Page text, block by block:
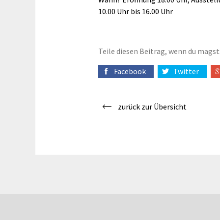
10.00 Uhr bis 16.00 Uhr
Teile diesen Beitrag, wenn du magst:
Facebook Twitter
zurück zur Übersicht